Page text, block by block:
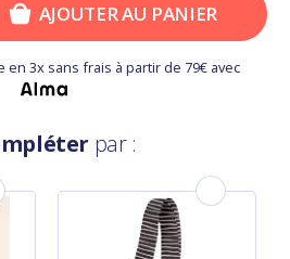
AJOUTER AU PANIER
en 3x sans frais à partir de 79€ avec
par :